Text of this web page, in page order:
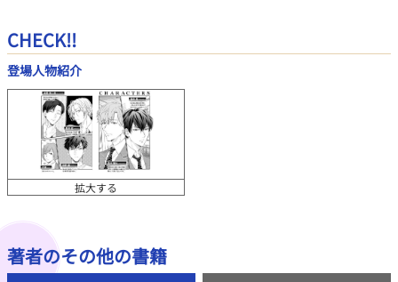
CHECK!!
登場人物紹介
拡大する
著者のその他の書籍